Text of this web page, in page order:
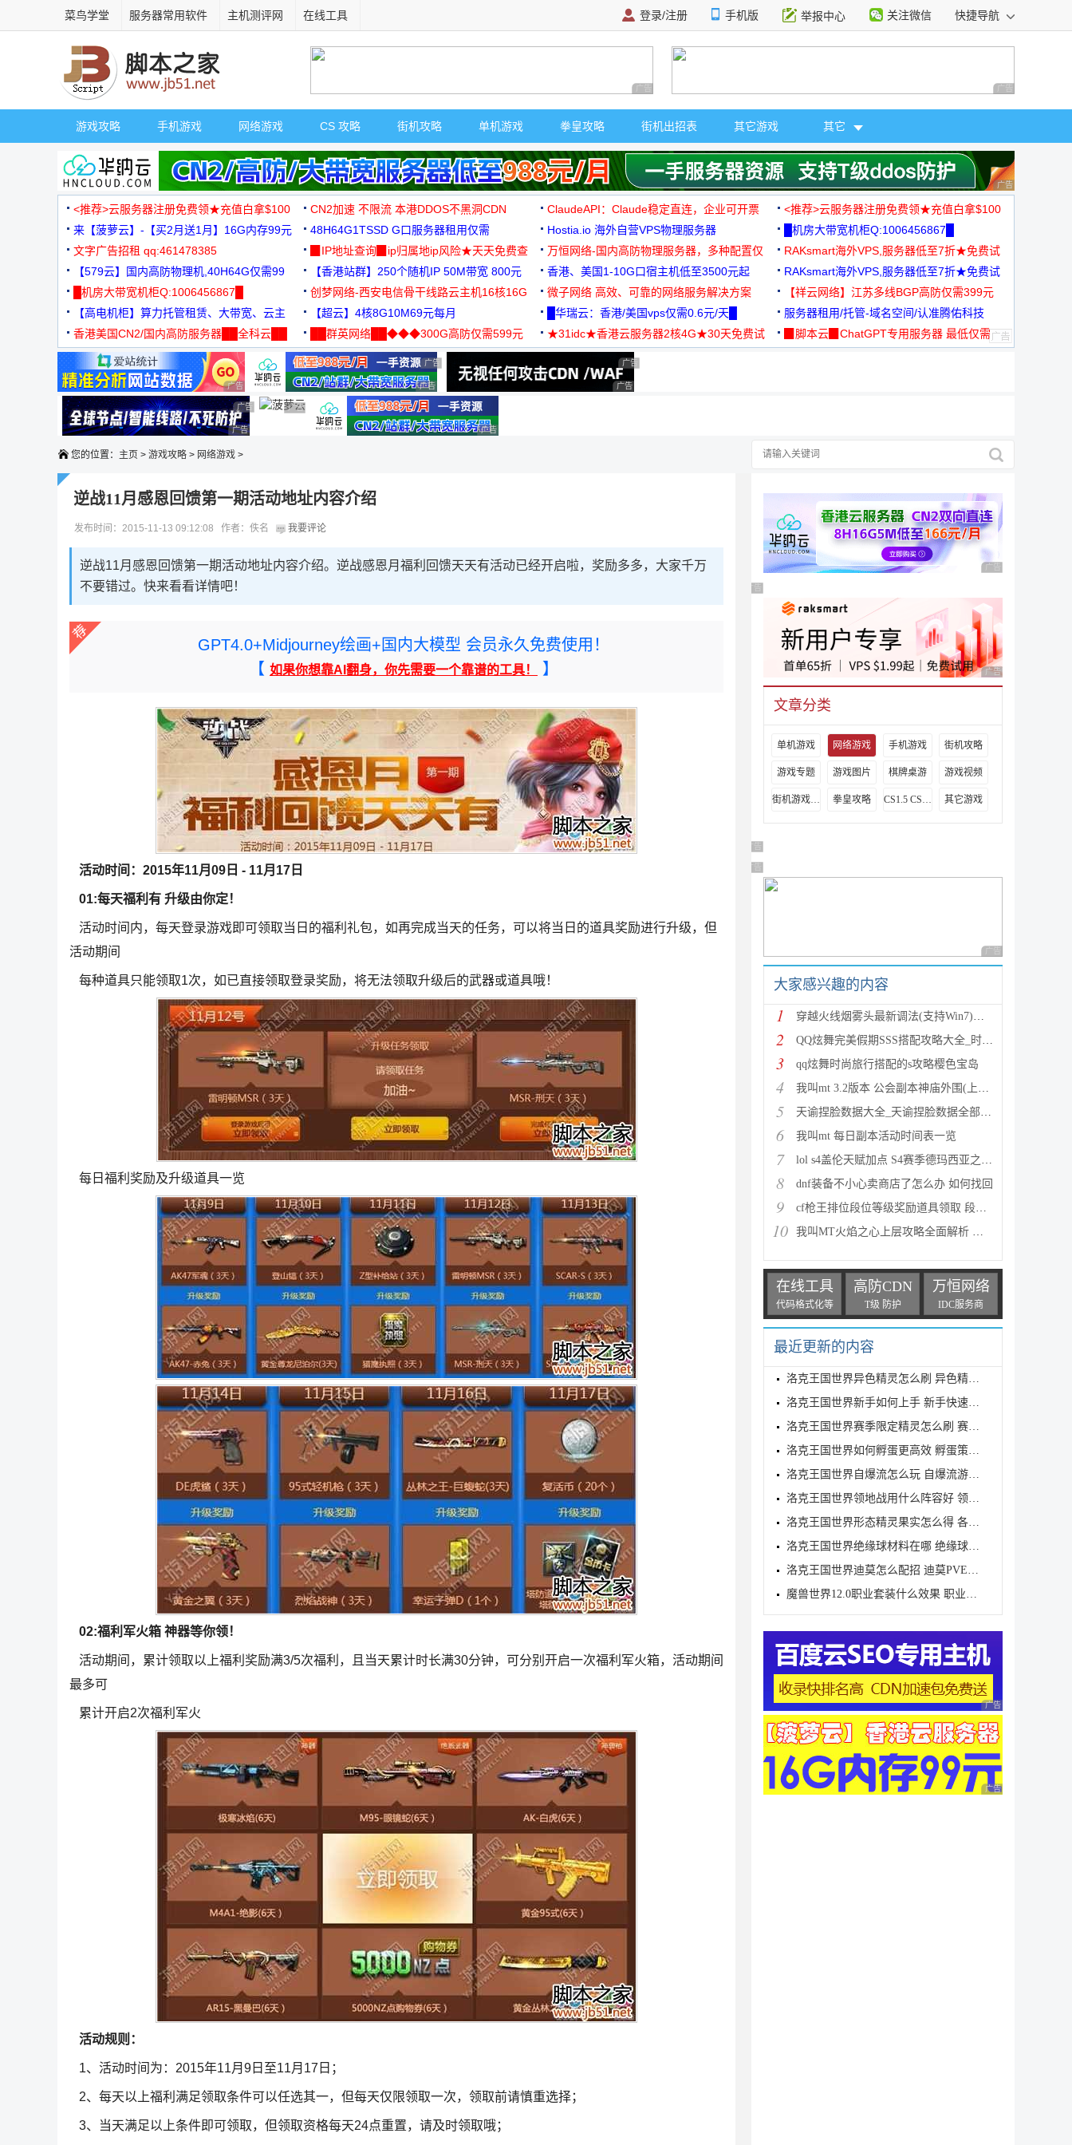
菜鸟学堂 服务器常用软件 主机测评网 在线工具 登录/注册 手机版 举报中心 关注微信 快捷导航
广告 商业广告，理性选择 广告 商业广告，理
游戏攻略 手机游戏 网络游戏 CS 攻略 街机攻略 单机游戏 拳皇攻略 街机出招表 其它游戏 其它
广告 商业广告，理
<推荐>云服务器注册免费领★充值白拿$100 CN2加速 不限流 本港DDOS不黑洞CDN ClaudeAPI：Claude稳定直连，企业可开票
<推荐>云服务器注册免费领★充值白拿$100
来【菠萝云】-【买2月送1月】16G内存99元
48H64G1TSSD G口服务器租用仅需
3000+可免费测试
Hostia.io 海外自营VPS物理服务器
█机房大带宽机柜Q:1006456867█
文字广告招租 qq:461478385
▉IP地址查询▉ip归属地ip风险★天天免费查
万恒网络-国内高防物理服务器，多种配置仅
99元/月起
RAKsmart海外VPS,服务器低至7折★免费试
用★
【579云】国内高防物理机,40H64G仅需99
元
【香港站群】250个随机IP 50M带宽 800元 香港、美国1-10G口宿主机低至3500元起
RAKsmart海外VPS,服务器低至7折★免费试
用★
█机房大带宽机柜Q:1006456867█
创梦网络-西安电信骨干线路云主机16核16G
88元/月
微子网络 高效、可靠的网络服务解决方案
【祥云网络】江苏多线BGP高防仅需399元
【高电机柜】算力托管租赁、大带宽、云主
机
【超云】4核8G10M69元每月 █华瑞云：香港/美国vps仅需0.6元/天█
服务器租用/托管-域名空间/认准腾佑科技
香港美国CN2/国内高防服务器██全科云██
██群英网络██◆◆◆300G高防仅需599元
◆◆◆
★31idc★香港云服务器2核4G★30天免费试
用◆
▉脚本云▉ChatGPT专用服务器 最低仅需
广告 商业广告，理性选择 广告 商业广告，理性选择
广告 商业广告，理性选择
广告 商业广告，理性选择
广告 商业广告，理性选择
广告 商业广告，理性选择
广告 商业广告，理性选择
广告 商业广告，理性选择广告 商业广告，理性选择
广告 商业广告，理性选择
您的位置： 主页 > 游戏攻略 > 网络游戏 >
逆战11月感恩回馈第一期活动地址内容介绍
发布时间：2015-11-13 09:12:08 作者：佚名 我要评论
逆战11月感恩回馈第一期活动地址内容介绍。逆战感恩月福利回馈天天有活动已经开启啦，奖励多多，大家千万
不要错过。快来看看详情吧！
GPT4.0+Midjourney绘画+国内大模型 会员永久免费使用！
【 如果你想靠AI翻身，你先需要一个靠谱的工具！ 】
活动时间：2015年11月09日 - 11月17日
01:每天福利有 升级由你定！
活动时间内，每天登录游戏即可领取当日的福利礼包，如再完成当天的任务，可以将当日的道具奖励进行升级，但
活动期间
每种道具只能领取1次，如已直接领取登录奖励，将无法领取升级后的武器或道具哦！
每日福利奖励及升级道具一览
02:福利军火箱 神器等你领！
活动期间，累计领取以上福利奖励满3/5次福利，且当天累计时长满30分钟，可分别开启一次福利军火箱，活动期间
最多可
累计开启2次福利军火
活动规则：
1、活动时间为：2015年11月9日至11月17日；
2、每天以上福利满足领取条件可以任选其一，但每天仅限领取一次，领取前请慎重选择；
3、当天满足以上条件即可领取，但领取资格每天24点重置，请及时领取哦；
广告 商业广告，理性
广告 商业广告，理性选择
广告 商业广告，理性
文章分类
单机游戏 网络游戏 手机游戏 街机攻略
游戏专题 游戏图片 棋牌桌游 游戏视频
街机游戏出招表 拳皇攻略 CS1.5 CS1.6攻略 其它游戏
广告 商业广告，理性选择
广告 商业广告，理性选择
广告 商业广告，理性
大家感兴趣的内容
1 穿越火线烟雾头最新调法(支持Win7)图文攻略
2 QQ炫舞完美假期SSS搭配攻略大全_时尚旅行完美假期1-15
3 qq炫舞时尚旅行搭配的s攻略樱色宝岛
4 我叫mt 3.2版本 公会副本神庙外围(上层)攻略心得
5 天谕捏脸数据大全_天谕捏脸数据全部汇总
6 我叫mt 每日副本活动时间表一览
7 lol s4盖伦天赋加点 S4赛季德玛西亚之力符文与出装推
8 dnf装备不小心卖商店了怎么办 如何找回
9 cf枪王排位段位等级奖励道具领取 段位等级奖励大全
10 我叫MT火焰之心上层攻略全面解析 挑战拉格罗斯
在线工具
代码格式化等
高防CDN
T级 防护
万恒网络
IDC服务商
最近更新的内容
洛克王国世界异色精灵怎么刷 异色精灵高效刷取指南
洛克王国世界新手如何上手 新手快速入门教学
洛克王国世界赛季限定精灵怎么刷 赛季限定奇遇精灵刷
洛克王国世界如何孵蛋更高效 孵蛋策略分享
洛克王国世界自爆流怎么玩 自爆流游玩心得
洛克王国世界领地战用什么阵容好 领地战速通阵容推荐
洛克王国世界形态精灵果实怎么得 各形态精灵果实获取
洛克王国世界绝缘球材料在哪 绝缘球材料收集线路攻略
洛克王国世界迪莫怎么配招 迪莫PVE与PVP配招推荐
魔兽世界12.0职业套装什么效果 职业套装一览
广告 商业广告，理性
广告 商业广告，理性